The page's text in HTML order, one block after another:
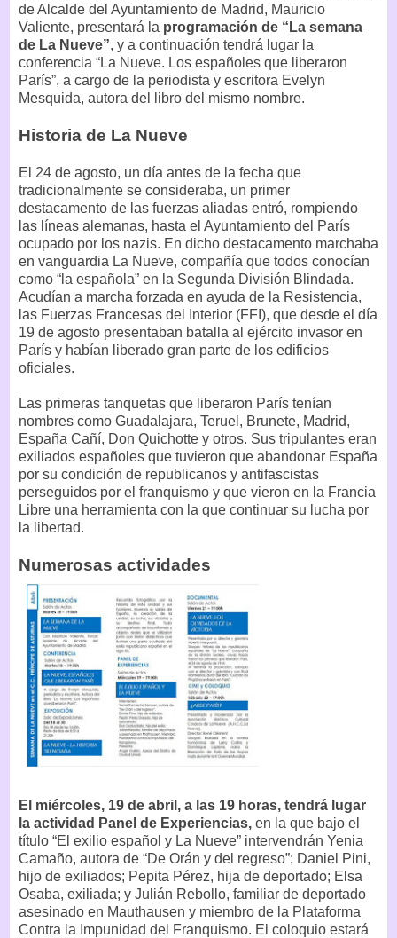
de Alcalde del Ayuntamiento de Madrid, Mauricio
Valiente, presentará la programación de “La semana
de La Nueve”, y a continuación tendrá lugar la
conferencia “La Nueve. Los españoles que liberaron
París”, a cargo de la periodista y escritora Evelyn
Mesquida, autora del libro del mismo nombre.
Historia de La Nueve
El 24 de agosto, un día antes de la fecha que
tradicionalmente se consideraba, un primer
destacamento de las fuerzas aliadas entró, rompiendo
las líneas alemanas, hasta el Ayuntamiento del París
ocupado por los nazis. En dicho destacamento marchaba
en vanguardia La Nueve, compañía que todos conocían
como “la española” en la Segunda División Blindada.
Acudían a marcha forzada en ayuda de la Resistencia,
las Fuerzas Francesas del Interior (FFI), que desde el día
19 de agosto presentaban batalla al ejército invasor en
París y habían liberado gran parte de los edificios
oficiales.
Las primeras tanquetas que liberaron París tenían
nombres como Guadalajara, Teruel, Brunete, Madrid,
España Cañí, Don Quichotte y otros. Sus tripulantes eran
exiliados españoles que tuvieron que abandonar España
por su condición de republicanos y antifascistas
perseguidos por el franquismo y que vieron en la Francia
Libre una herramienta con la que continuar su lucha por
la libertad.
Numerosas actividades
El miércoles, 19 de abril, a las 19 horas, tendrá lugar
la actividad Panel de Experiencias, en la que bajo el
título “El exilio español y La Nueve” intervendrán Yenia
Camaño, autora de “De Orán y del regreso”; Daniel Pini,
hijo de exiliados; Pepita Pérez, hija de deportado; Elsa
Osaba, exiliada; y Julián Rebollo, familiar de deportado
asesinado en Mauthausen y miembro de la Plataforma
Contra la Impunidad del Franquismo. El coloquio estará